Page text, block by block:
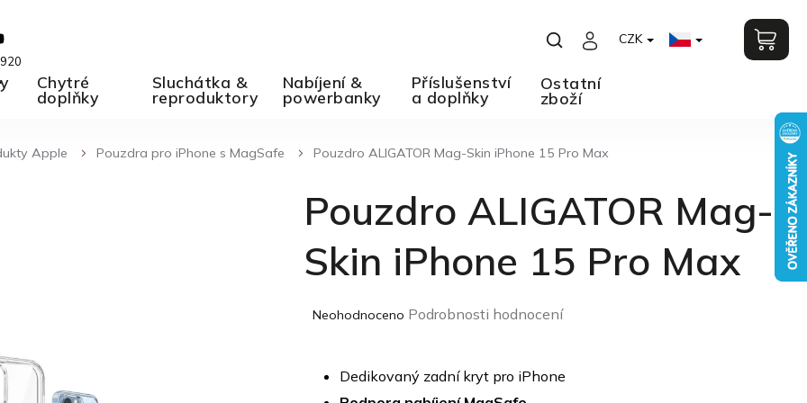
CZK
Chytré
doplňky
Sluchátka &
reproduktory
Nabíjení &
powerbanky
Příslušenství
a doplňky
Ostatní
zboží
Apple Pouzdra pro iPhone s MagSafe Pouzdro ALIGATOR Mag-Skin iPhone 15 Pro Max
Pouzdro ALIGATOR Mag-
Skin iPhone 15 Pro Max
Průměrné
Neohodnoceno Podrobnosti hodnocení
Dedikovaný zadní kryt pro iPhone